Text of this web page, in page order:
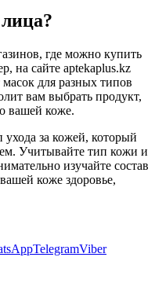
где можно купить
на сайте aptekaplus.kz
для разных типов
вам выбрать продукт,
вашей коже.
за кожей, который
Учитывайте тип кожи и
изучайте состав
коже здоровье,
TelegramViber